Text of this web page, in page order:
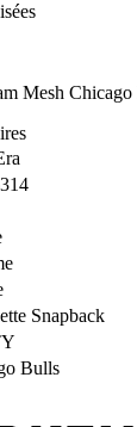
Mesh
Snapback
Bulls